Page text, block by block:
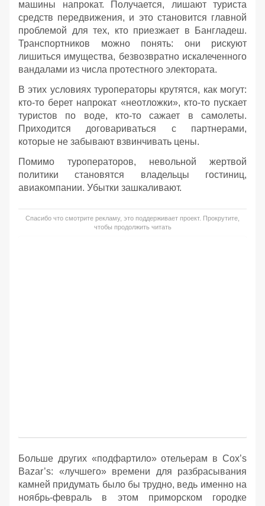
машины напрокат. Получается, лишают туриста
средств передвижения, и это становится главной
проблемой для тех, кто приезжает в Бангладеш.
Транспортников можно понять: они рискуют
лишиться имущества, безвозвратно искалеченного
вандалами из числа протестного электората.
В этих условиях туроператоры крутятся, как могут:
кто-то берет напрокат «неотложки», кто-то пускает
туристов по воде, кто-то сажает в самолеты.
Приходится договариваться с партнерами,
которые не забывают взвинчивать цены.
Помимо туроператоров, невольной жертвой
политики становятся владельцы гостиниц,
авиакомпании. Убытки зашкаливают.
Спасибо что смотрите рекламу, это поддерживает проект. Прокрутите,
чтобы продолжить читать
Больше других «подфартило» отельерам в Cox’s
Bazar’s: «лучшего» времени для разбрасывания
камней придумать было бы трудно, ведь именно на
ноябрь-февраль в этом приморском городке